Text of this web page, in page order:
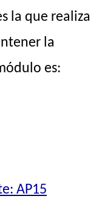
la que realiza
la
es:
AP15